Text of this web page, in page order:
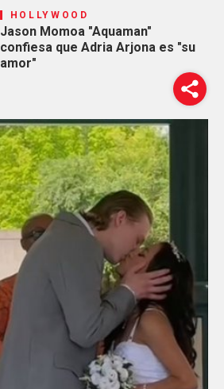
HOLLYWOOD
Jason Momoa "Aquaman"
confiesa que Adria Arjona es "su
amor"